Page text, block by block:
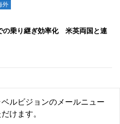
外
の乗り継ぎ効率化 米英両国と連
ルビジョンのメールニュー
けます。